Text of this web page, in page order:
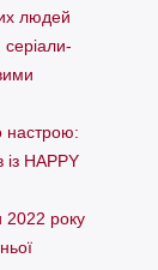
людей
настрою:
HAPPY
2022 року